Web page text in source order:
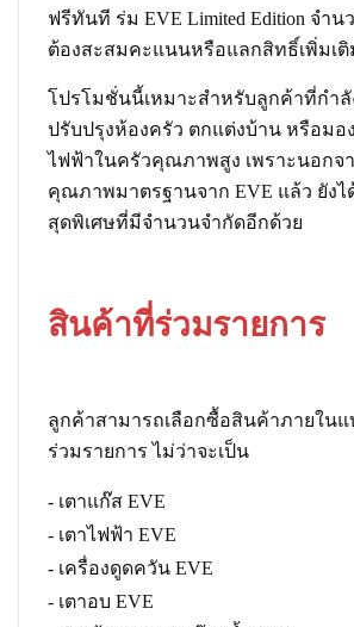
ฟรีทันที ร่ม EVE Limited Edition จำน
ต้องสะสมคะแนนหรือแลกสิทธิ์เพิ่มเติ
โปรโมชั่นนี้เหมาะสำหรับลูกค้าที่กำลั
ปรับปรุงห้องครัว ตกแต่งบ้าน หรือมอ
ไฟฟ้าในครัวคุณภาพสูง เพราะนอกจ
คุณภาพมาตรฐานจาก EVE แล้ว ยังไ
สุดพิเศษที่มีจำนวนจำกัดอีกด้วย
สินค้าที่ร่วมรายการ
ลูกค้าสามารถเลือกซื้อสินค้าภายในแ
ร่วมรายการ ไม่ว่าจะเป็น
- เตาแก๊ส EVE
- เตาไฟฟ้า EVE
- เครื่องดูดควัน EVE
- เตาอบ EVE